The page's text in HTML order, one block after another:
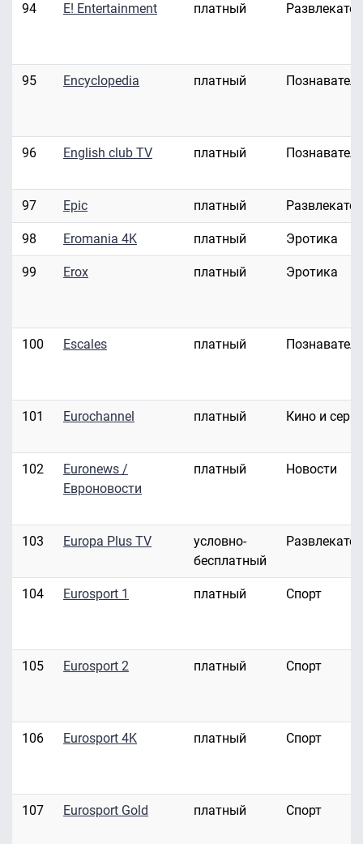
94 E! Entertainment платный
95 Encyclopedia платный
96 English club TV платный
97 Epic платный
98 Eromania 4K платный Эротика
99 Erox платный Эротика
100 Escales платный
101 Eurochannel платный Кино и
102
Euronews /
Евроновости
платный Новости
103 Europa Plus TV
условно-
бесплатный
104 Eurosport 1 платный Спорт
105 Eurosport 2 платный Спорт
106 Eurosport 4K платный Спорт
107 Eurosport Gold платный Спорт